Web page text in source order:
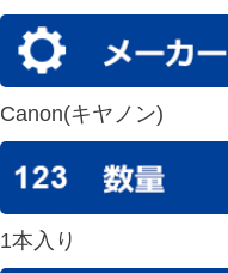
Canon(キヤノン)
1本入り